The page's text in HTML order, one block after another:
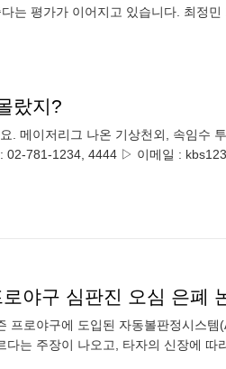
랐지?
. 메이저리그 나온 기상천외, 속임수
02-781-1234, 4444 ▷ 이메일 :
야구 심판진 오심 은폐
프로야구에 도입된 자동볼판정시스
는 주장이 나오고, 타자의 신장에 따